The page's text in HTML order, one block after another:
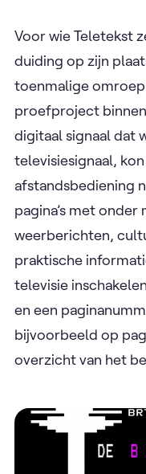
Voor wie Teletekst
duiding op zijn
toenmalige
proefproject
digitaal signaal dat
televisiesignaal,
afstandsbediening
pagina’s met
weerberichten,
praktische
televisie
en een
bijvoorbeeld op
overzicht van het